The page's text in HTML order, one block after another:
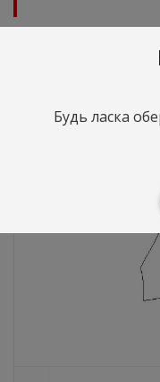
Будь ласка